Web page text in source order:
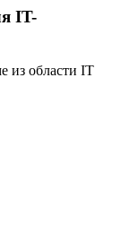
IT-
из области IT